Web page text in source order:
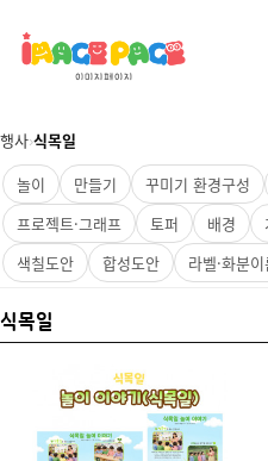
행사›식목일
놀이
만들기 꾸미기 환경구성
프로젝트·그래프
토퍼 배경
색칠도안
합성도안 라벨·화분
식목일